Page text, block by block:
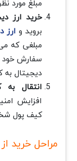
مبلغ مورد
خرید ارز
بروید و ارز
مبلغی که
سفارش خود
دیجیتال
انتقال
افزایش
کیف پول
مراحل خرید